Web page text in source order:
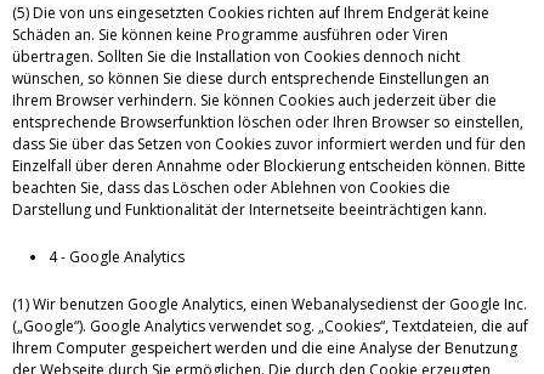
(5) Die von uns eingesetzten Cookies richten auf Ihrem Endgerät keine
Schäden an. Sie können keine Programme ausführen oder Viren
übertragen. Sollten Sie die Installation von Cookies dennoch nicht
wünschen, so können Sie diese durch entsprechende Einstellungen an
Ihrem Browser verhindern. Sie können Cookies auch jederzeit über die
entsprechende Browserfunktion löschen oder Ihren Browser so einstellen,
dass Sie über das Setzen von Cookies zuvor informiert werden und für den
Einzelfall über deren Annahme oder Blockierung entscheiden können. Bitte
beachten Sie, dass das Löschen oder Ablehnen von Cookies die
Darstellung und Funktionalität der Internetseite beeinträchtigen kann.
4 - Google Analytics
(1) Wir benutzen Google Analytics, einen Webanalysedienst der Google Inc.
(„Google“). Google Analytics verwendet sog. „Cookies“, Textdateien, die auf
Ihrem Computer gespeichert werden und die eine Analyse der Benutzung
der Webseite durch Sie ermöglichen. Die durch den Cookie erzeugten